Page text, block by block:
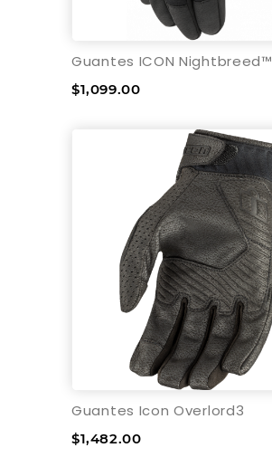
Guantes ICON Nightbreed™
$1,099.00
Guantes Icon Overlord3
$1,482.00